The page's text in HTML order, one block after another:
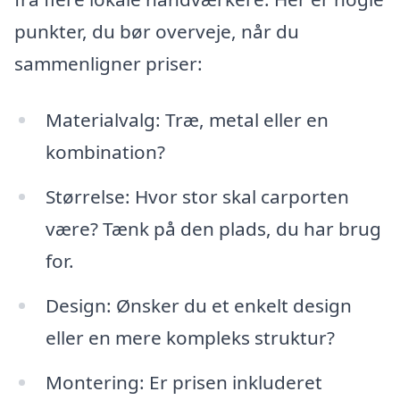
punkter, du bør overveje, når du
sammenligner priser:
Materialvalg: Træ, metal eller en
kombination?
Størrelse: Hvor stor skal carporten
være? Tænk på den plads, du har brug
for.
Design: Ønsker du et enkelt design
eller en mere kompleks struktur?
Montering: Er prisen inkluderet